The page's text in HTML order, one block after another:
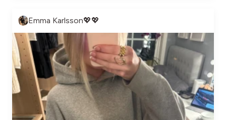
Emma Karlsson💖💖